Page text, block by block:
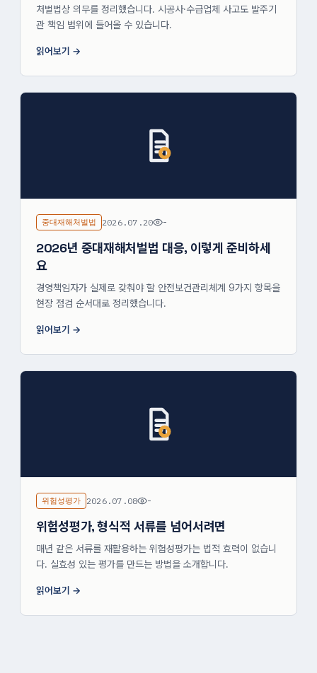
처벌법상 의무를 정리했습니다. 시공사·수급업체 사고도 발주기
관 책임 범위에 들어올 수 있습니다.
읽어보기
중대재해처벌법 2026.07.20 -
2026년 중대재해처벌법 대응, 이렇게 준비하세
요
경영책임자가 실제로 갖춰야 할 안전보건관리체계 9가지 항목을
현장 점검 순서대로 정리했습니다.
읽어보기
위험성평가 2026.07.08 -
위험성평가, 형식적 서류를 넘어서려면
매년 같은 서류를 재활용하는 위험성평가는 법적 효력이 없습니
다. 실효성 있는 평가를 만드는 방법을 소개합니다.
읽어보기